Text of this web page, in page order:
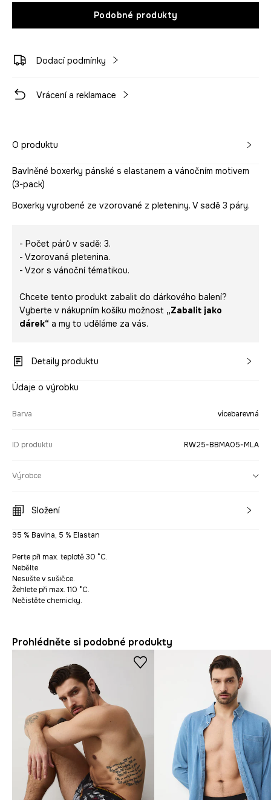
Podobné produkty
Dodací podmínky
Vrácení a reklamace
O produktu
Bavlněné boxerky pánské s elastanem a vánočním motivem
(3-pack)
Boxerky vyrobené ze vzorované z pleteniny. V sadě 3 páry.
- Počet párů v sadě: 3.
- Vzorovaná pletenina.
- Vzor s vánoční tématikou.
Chcete tento produkt zabalit do dárkového balení?
Vyberte v nákupním košíku možnost „Zabalit jako
dárek“ a my to uděláme za vás.
Detaily produktu
Údaje o výrobku
Barva vícebarevná
ID produktu RW25-BBMA05-MLA
Výrobce
Složení
95 % Bavlna, 5 % Elastan
Perte při max. teplotě 30 °C.
Nebělte.
Nesušte v sušičce.
Žehlete při max. 110 °C.
Nečistěte chemicky.
Prohlédněte si podobné produkty